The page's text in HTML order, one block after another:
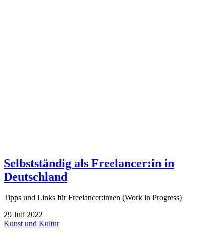
Selbstständig als Freelancer:in in
Deutschland
Tipps und Links für Freelancer:innen (Work in Progress)
29 Juli 2022
Kunst und Kultur